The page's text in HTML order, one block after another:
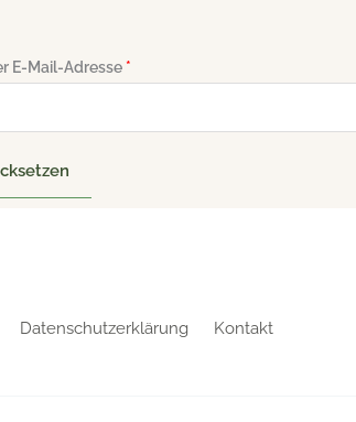
E-Mail-Adresse *
Datenschutzerklärung Kontakt